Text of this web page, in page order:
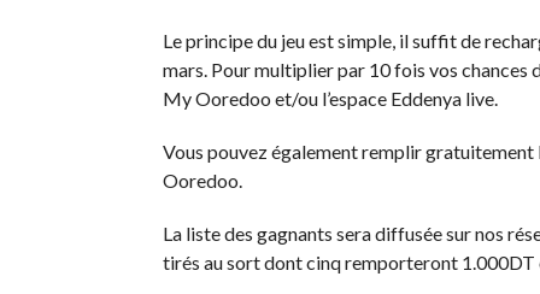
Le principe du jeu est simple, il suffit de
mars. Pour multiplier par 10 fois vos chances
My Ooredoo et/ou l’espace Eddenya live.
Vous pouvez également remplir
Ooredoo.
La liste des gagnants sera diffusée sur nos
tirés au sort dont cinq remporteront 1.000DT